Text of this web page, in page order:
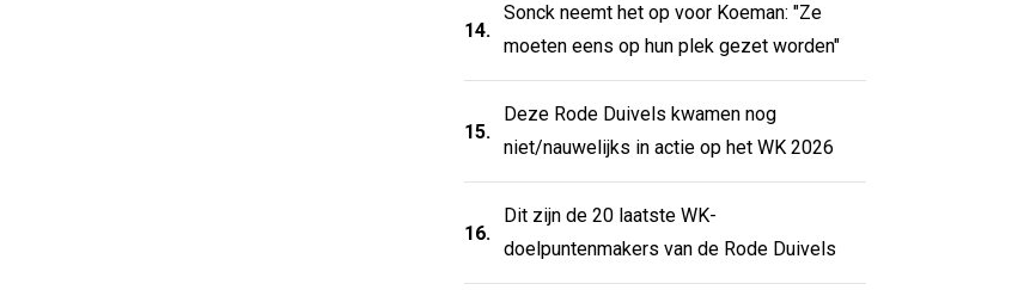
14.
Sonck neemt het op voor Koeman: "Ze
moeten eens op hun plek gezet worden"
15.
Deze Rode Duivels kwamen nog
niet/nauwelijks in actie op het WK 2026
16.
Dit zijn de 20 laatste WK-
doelpuntenmakers van de Rode Duivels